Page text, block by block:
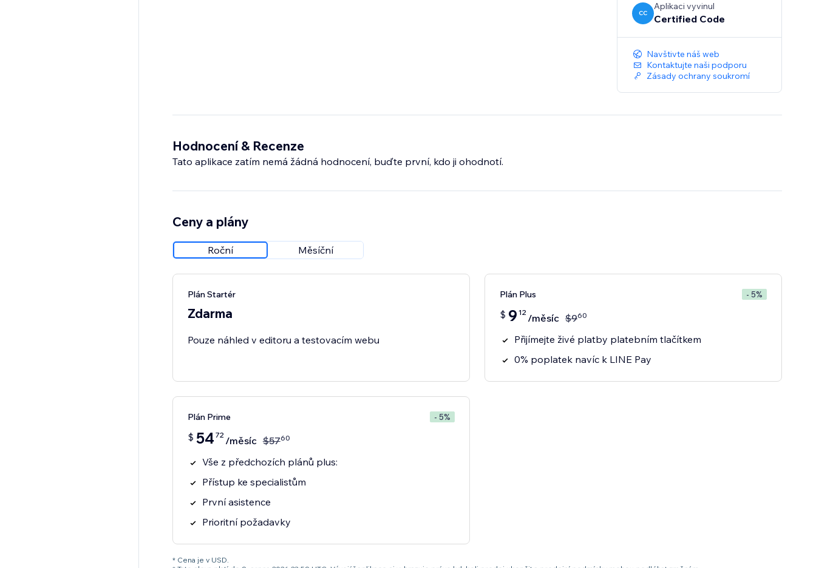
CC
Aplikaci vyvinul
Certified Code
Navštivte náš web
Kontaktujte naši podporu
Zásady ochrany soukromí
Hodnocení & Recenze
Tato aplikace zatím nemá žádná hodnocení, buďte první, kdo ji ohodnotí.
Ceny a plány
Roční Měsíční
Plán Startér
Zdarma
Pouze náhled v editoru a testovacím webu
Plán Plus - 5%
$ 9 12 /měsíc $960
Přijímejte živé platby platebním tlačítkem
0% poplatek navíc k LINE Pay
Plán Prime - 5%
$ 54 72 /měsíc $5760
Vše z předchozích plánů plus:
Přístup ke specialistům
První asistence
Prioritní požadavky
* Cena je v USD.